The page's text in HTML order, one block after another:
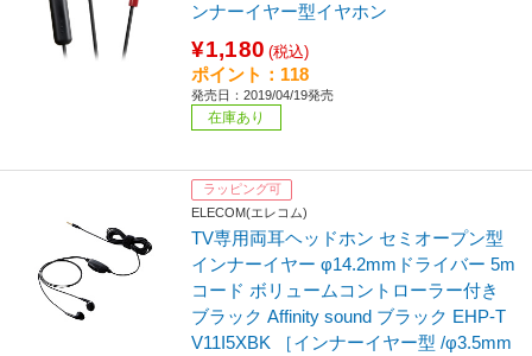
ンナーイヤー型イヤホン
¥1,180 (税込)
ポイント：118
発売日：2019/04/19発売
在庫あり
ラッピング可
ELECOM(エレコム)
TV専用両耳ヘッドホン セミオープン型
インナーイヤー φ14.2mmドライバー 5m
コード ボリュームコントローラー付き
ブラック Affinity sound ブラック EHP-T
V11I5XBK ［インナーイヤー型 /φ3.5mm